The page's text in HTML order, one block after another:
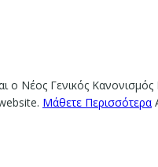
ο Νέος Γενικός
Μάθετε Περισσότερα